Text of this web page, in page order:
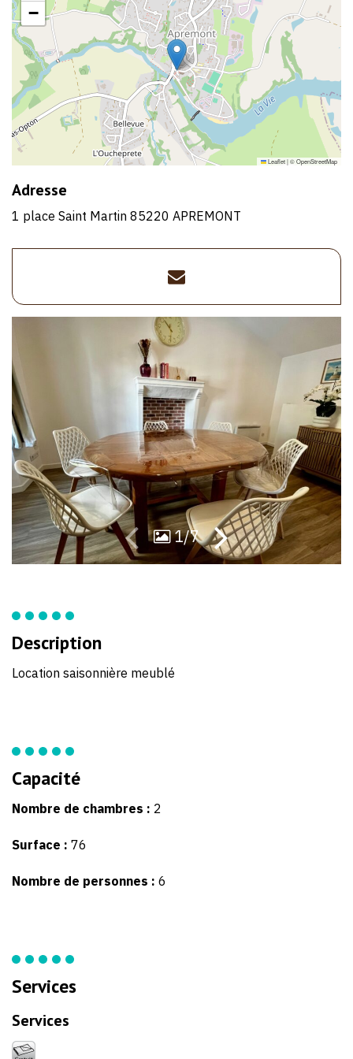
−
Leaflet|©OpenStreetMap
Adresse
1 place Saint Martin 85220 APREMONT
1/7
Description
Location saisonnière meublé
Capacité
Nombre de chambres : 2
Surface : 76
Nombre de personnes : 6
Services
Services